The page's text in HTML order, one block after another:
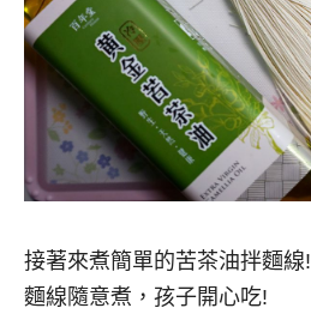
接著來煮簡單的苦茶油拌麵線!
麵線隨意煮，孩子開心吃!